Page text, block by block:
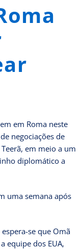
em Roma neste
negociações de
em meio a um
diplomático a
uma semana após
espera-se que Omã
equipe dos EUA,